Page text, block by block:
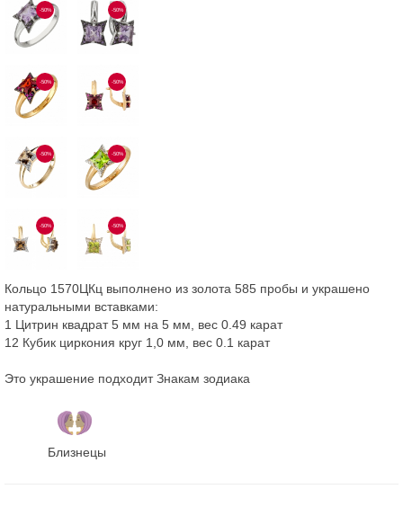
-50% -50%
-50% -50%
-50% -50%
-50% -50%
Кольцо 1570ЦКц выполнено из золота 585 пробы и украшено
натуральными вставками:
1 Цитрин квадрат 5 мм на 5 мм, вес 0.49 карат
12 Кубик циркония круг 1,0 мм, вес 0.1 карат
Это украшение подходит Знакам зодиака
Близнецы